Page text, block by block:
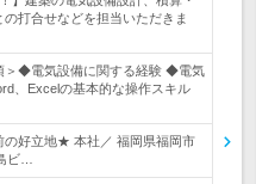
打合せなどを担当いただきま
＞◆電気設備に関する経験 ◆電気
、Excelの基本的な操作スキル
の好立地★ 本社／ 福岡県福岡市
ビ…